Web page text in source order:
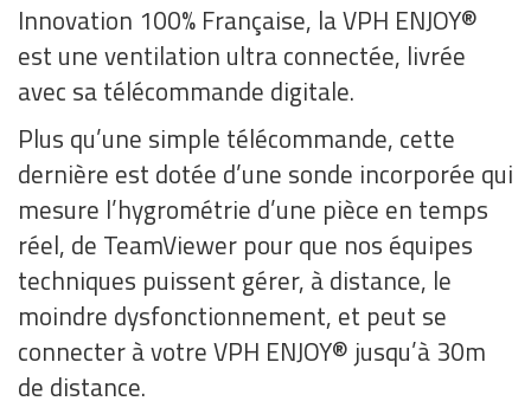
Innovation 100% Française, la VPH ENJOY®
est une ventilation ultra connectée, livrée
avec sa télécommande digitale.
Plus qu’une simple télécommande, cette
dernière est dotée d’une sonde incorporée qui
mesure l’hygrométrie d’une pièce en temps
réel, de TeamViewer pour que nos équipes
techniques puissent gérer, à distance, le
moindre dysfonctionnement, et peut se
connecter à votre VPH ENJOY® jusqu’à 30m
de distance.